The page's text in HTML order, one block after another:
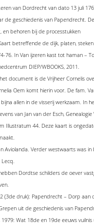
van Dordrecht van dato 13 juli
de geschiedenis van Papendrecht.
en behoren bij de processtukken
betreffende de dijk, platen,
76. In Van ijzeren kast tot haman –
DIEP/WBOOKS, 2011.
document is de Vrijheer Cornelis
Oem komt hierin voor. De fam.
allen in de visserij werkzaam. In
van Jan van der Esch,
Illustratum 44. Deze kaart is
Aviolanda. Verder westwaarts was
Lecq.
Dordtse schilders de oever
(3de druk): Papendrecht – Dorp aan
uit de geschiedenis van
1979: Wat 18de en 19de eeuws